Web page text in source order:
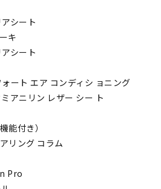
シート
キ
シート
ート エア コンディシ ョニング
アニリン レザー シー ト
能付き）
リング コラム
Pro